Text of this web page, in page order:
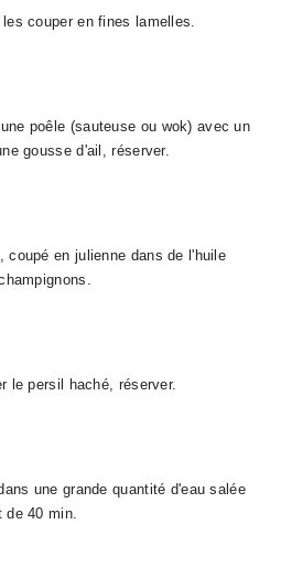
couper en fines lamelles.
poêle (sauteuse ou wok) avec un
gousse d'ail, réserver.
coupé en julienne dans de l'huile
le persil haché, réserver.
une grande quantité d'eau salée
40 min.